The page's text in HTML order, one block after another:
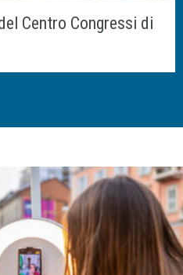
Centro Congressi di